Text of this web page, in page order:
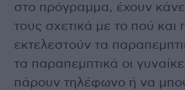
στο πρόγραμμα, έχουν
τους σχετικά με το πού και
εκτελεστούν τα
τα παραπεμπτικά οι
πάρουν τηλέφωνο ή να